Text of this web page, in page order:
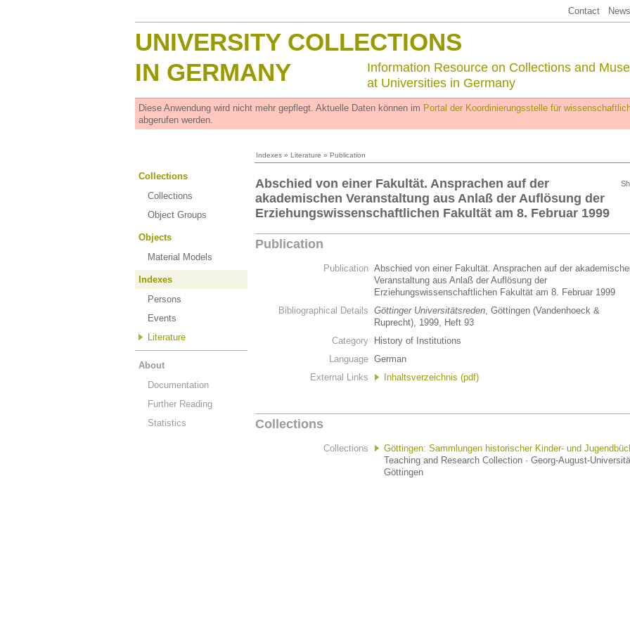
Contact
UNIVERSITY COLLECTIONS
IN GERMANY
Information Resource on Collections and
at Universities in Germany
Diese Anwendung wird nicht mehr gepflegt. Aktuelle Daten können im Portal der Koordinierungsstelle für
abgerufen werden.
Indexes » Literature » Publication
Collections
Collections
Object Groups
Objects
Material Models
Indexes
Persons
Events
Literature
About
Documentation
Further Reading
Statistics
Abschied von einer Fakultät. Ansprachen auf der
akademischen Veranstaltung aus Anlaß der Auflösung der
Erziehungswissenschaftlichen Fakultät am 8. Februar 1999
Publication
Publication Abschied von einer Fakultät. Ansprachen auf der
Veranstaltung aus Anlaß der Auflösung der
Erziehungswissenschaftlichen Fakultät am 8. Februar 1999
Bibliographical Details Göttinger Universitätsreden, Göttingen (Vandenhoeck &
Ruprecht), 1999, Heft 93
Category
History of Institutions
Language German
External Links
Inhaltsverzeichnis (pdf)
Collections
Collections
Göttingen: Sammlungen historischer Kinder- und
Teaching and Research Collection · Georg-August-
Göttingen